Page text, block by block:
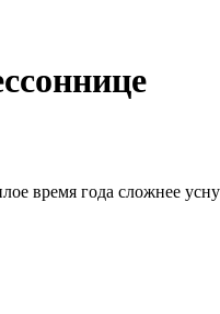
время года сложнее